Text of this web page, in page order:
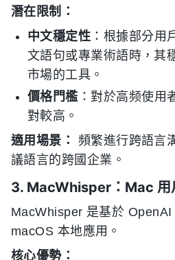
潛在限制：
中文穩定性 ：根據部分用
文語句或專業術語時，其
市場的工具。
價格門檻 ：對於高频使用
對較高。
適用場景：
頻繁進行跨語言
議語言的跨國企業。
3. MacWhisper：Mac 用
MacWhisper 是基於
macOS 本地應用。
核心優勢：